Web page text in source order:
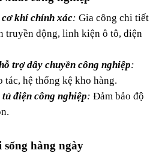
khí chính xác: Gia công chi tiết
truyền động, linh kiện ô tô, điện
trợ dây chuyền công nghiệp:
tác, hệ thống kệ kho hàng.
điện công nghiệp: Đảm bảo độ
hàng ngày